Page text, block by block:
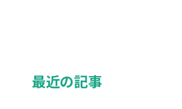
最近の記事